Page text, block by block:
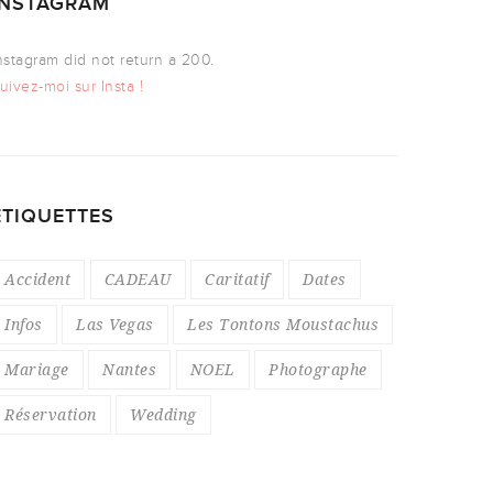
did not return a 200.
moi sur Insta !
Accident CADEAU Caritatif Dates
Infos Las Vegas Les Tontons Moustachus
Mariage Nantes NOEL Photographe
Réservation Wedding